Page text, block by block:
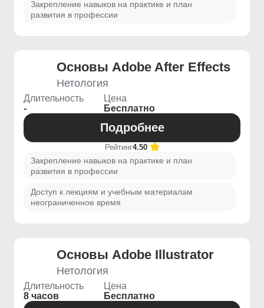
Закрепление навыков на практике и план
развития в профессии
Основы Adobe After Effects
Нетология
Длительность
-
Цена
Бесплатно
Подробнее
Рейтинг4.50
Закрепление навыков на практике и план
развития в профессии
Доступ к лекциям и учебным материалам
неограниченное время
Основы Adobe Illustrator
Нетология
Длительность
8 часов
Цена
Бесплатно